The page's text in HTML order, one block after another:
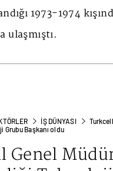
1973-1974
ulaşmıştı.
İŞ DÜNYASI
Grubu Başkanı oldu
Genel